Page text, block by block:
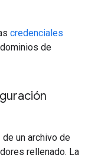
credenciales
de
un archivo de
rellenado. La